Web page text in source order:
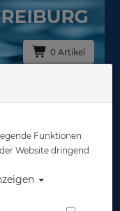
0 Artikel
Funktionen
Website dringend